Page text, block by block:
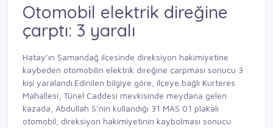
Otomobil elektrik direğine
çarptı: 3 yaralı
Hatay’ın Samandağ ilçesinde direksiyon hakimiyetine
kaybeden otomobilin elektrik direğine çarpması sonucu 3
kişi yaralandı.Edinilen bilgiye göre, ilçeye bağlı Kurteres
Mahallesi, Tünel Caddesi mevkisinde meydana gelen
kazada, Abdullah S’nin kullandığı 31 MAS 01 plakalı
otomobil, direksiyon hakimiyetinin kaybolması sonucu